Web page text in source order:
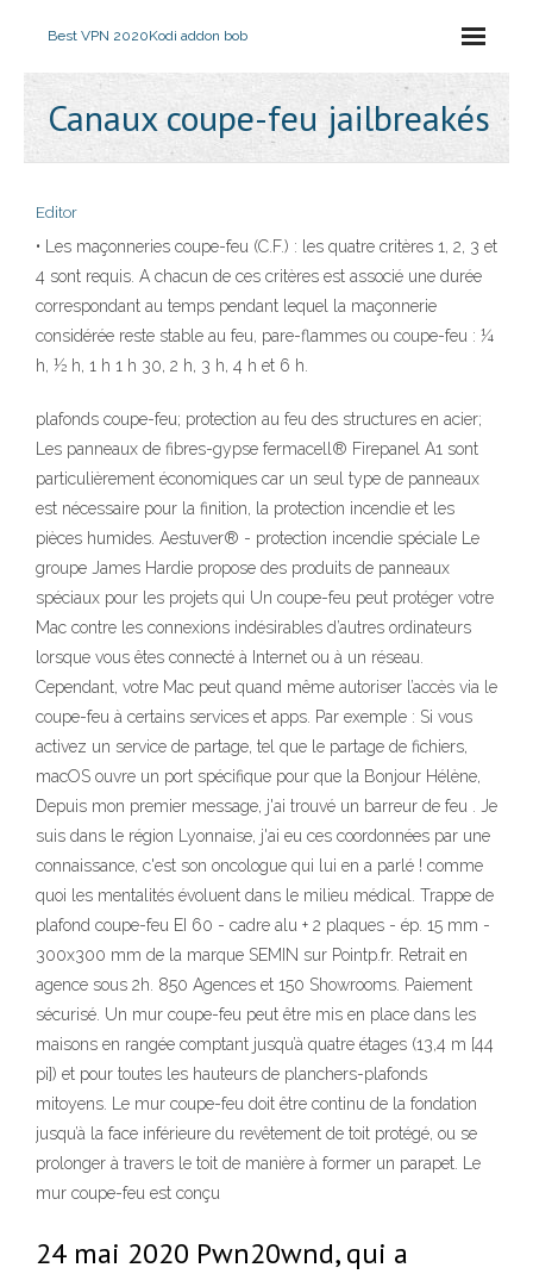
Best VPN 2020Kodi addon bob
Canaux coupe-feu jailbreakés
Editor
• Les maçonneries coupe-feu (C.F.) : les quatre critères 1, 2, 3 et
4 sont requis. A chacun de ces critères est associé une durée
correspondant au temps pendant lequel la maçonnerie
considérée reste stable au feu, pare-flammes ou coupe-feu : ¼
h, ½ h, 1 h 1 h 30, 2 h, 3 h, 4 h et 6 h.
plafonds coupe-feu; protection au feu des structures en acier;
Les panneaux de fibres-gypse fermacell® Firepanel A1 sont
particulièrement économiques car un seul type de panneaux
est nécessaire pour la finition, la protection incendie et les
pièces humides. Aestuver® - protection incendie spéciale Le
groupe James Hardie propose des produits de panneaux
spéciaux pour les projets qui Un coupe-feu peut protéger votre
Mac contre les connexions indésirables d’autres ordinateurs
lorsque vous êtes connecté à Internet ou à un réseau.
Cependant, votre Mac peut quand même autoriser l’accès via le
coupe-feu à certains services et apps. Par exemple : Si vous
activez un service de partage, tel que le partage de fichiers,
macOS ouvre un port spécifique pour que la Bonjour Hélène,
Depuis mon premier message, j'ai trouvé un barreur de feu . Je
suis dans le région Lyonnaise, j'ai eu ces coordonnées par une
connaissance, c'est son oncologue qui lui en a parlé ! comme
quoi les mentalités évoluent dans le milieu médical. Trappe de
plafond coupe-feu EI 60 - cadre alu + 2 plaques - ép. 15 mm -
300x300 mm de la marque SEMIN sur Pointp.fr. Retrait en
agence sous 2h. 850 Agences et 150 Showrooms. Paiement
sécurisé. Un mur coupe-feu peut être mis en place dans les
maisons en rangée comptant jusqu’à quatre étages (13,4 m [44
pi]) et pour toutes les hauteurs de planchers-plafonds
mitoyens. Le mur coupe-feu doit être continu de la fondation
jusqu’à la face inférieure du revêtement de toit protégé, ou se
prolonger à travers le toit de manière à former un parapet. Le
mur coupe-feu est conçu
24 mai 2020 Pwn20wnd, qui a